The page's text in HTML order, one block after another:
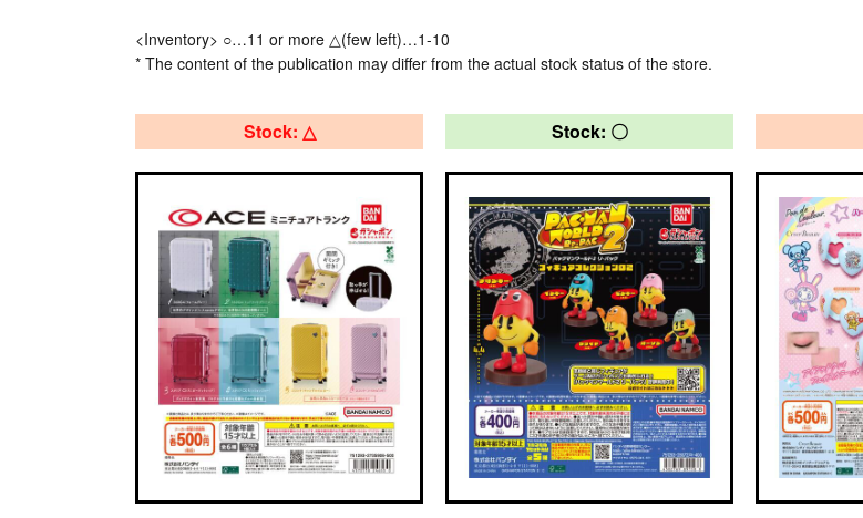
<Inventory> ○…11 or more △(few left)…1-10
* The content of the publication may differ from the actual stock status of the store.
Stock: △ Stock: 〇